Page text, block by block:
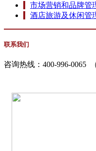
市场营销和品牌管
酒店旅游及休闲管
联系我们
咨询热线： 400-996-0065